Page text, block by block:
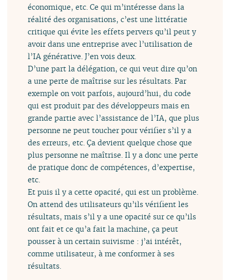
économique, etc. Ce qui m’intéresse dans la
réalité des organisations, c’est une littératie
critique qui évite les effets pervers qu’il peut y
avoir dans une entreprise avec l’utilisation de
l’IA générative. J’en vois deux.
D’une part la délégation, ce qui veut dire qu’on
a une perte de maîtrise sur les résultats. Par
exemple on voit parfois, aujourd’hui, du code
qui est produit par des développeurs mais en
grande partie avec l’assistance de l’IA, que plus
personne ne peut toucher pour vérifier s’il y a
des erreurs, etc. Ça devient quelque chose que
plus personne ne maîtrise. Il y a donc une perte
de pratique donc de compétences, d’expertise,
etc.
Et puis il y a cette opacité, qui est un problème.
On attend des utilisateurs qu’ils vérifient les
résultats, mais s’il y a une opacité sur ce qu’ils
ont fait et ce qu’a fait la machine, ça peut
pousser à un certain suivisme : j’ai intérêt,
comme utilisateur, à me conformer à ses
résultats.